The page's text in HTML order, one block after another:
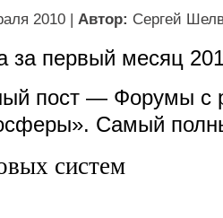
2010 | Автор: Сергей
за первый месяц
пост — Форумы с
Самый
систем